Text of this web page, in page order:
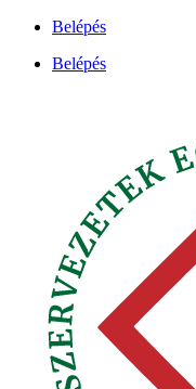
Ugrás
tartalomhoz
Belépés
Belépés